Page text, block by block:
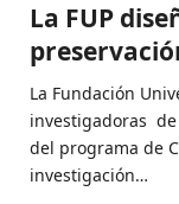
La FUP
La Fundación
investigadoras de
del programa de
investigación…